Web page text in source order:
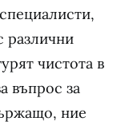
различни
чистота в
въпрос за
ние